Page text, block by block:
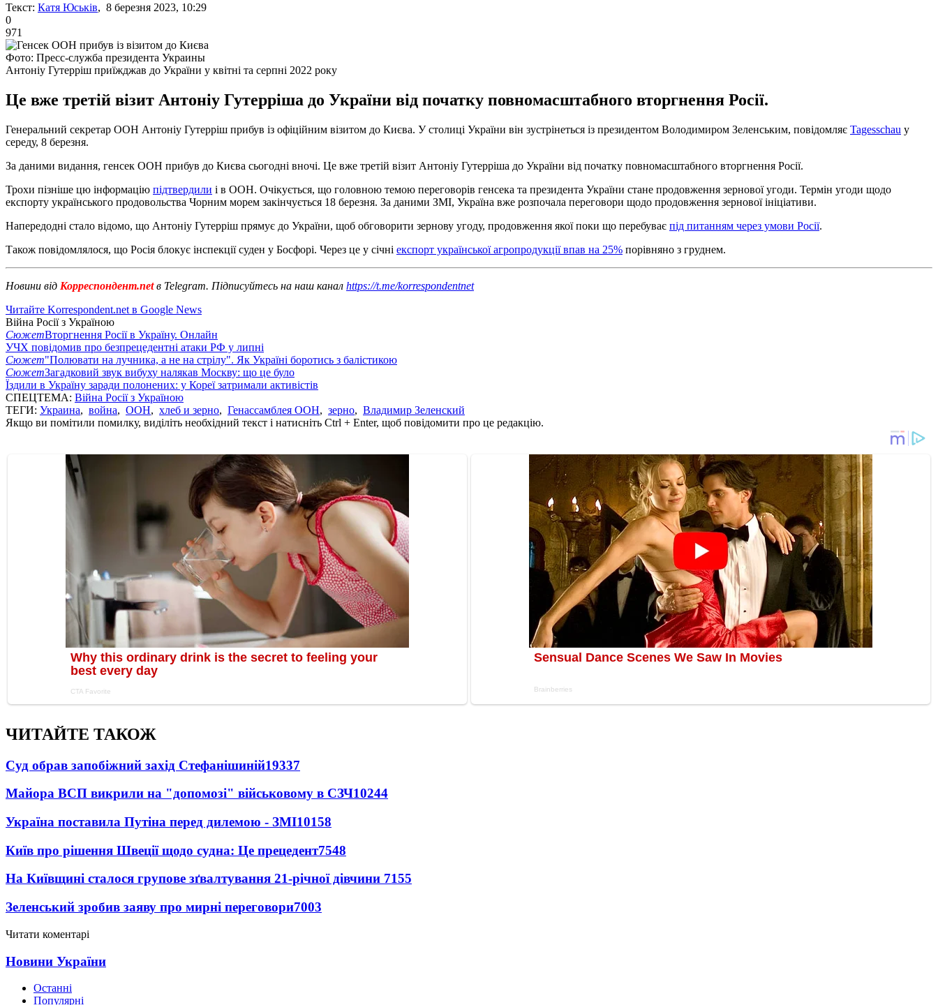
Текст: Катя Юськів, 8 березня 2023, 10:29
0
971
Фото: Пресс-служба президента Украины
Антоніу Гутерріш приїжджав до України у квітні та серпні 2022 року
Це вже третій візит Антоніу Гутерріша до України від початку повномасштабного вторгнення Росії.
Генеральний секретар ООН Антоніу Гутерріш прибув із офіційним візитом до Києва. У столиці України він зустрінеться із президентом Володимиром Зеленським, повідомляє Tagesschau у
середу, 8 березня.
За даними видання, генсек ООН прибув до Києва сьогодні вночі. Це вже третій візит Антоніу Гутерріша до України від початку повномасштабного вторгнення Росії.
Трохи пізніше цю інформацію підтвердили і в ООН. Очікується, що головною темою переговорів генсека та президента України стане продовження зернової угоди. Термін угоди щодо
експорту українського продовольства Чорним морем закінчується 18 березня. За даними ЗМІ, Україна вже розпочала переговори щодо продовження зернової ініціативи.
Напередодні стало відомо, що Антоніу Гутерріш прямує до України, щоб обговорити зернову угоду, продовження якої поки що перебуває під питанням через умови Росії.
Також повідомлялося, що Росія блокує інспекції суден у Босфорі. Через це у січні експорт української агропродукції впав на 25% порівняно з груднем.
Новини від Корреспондент.netв Telegram. Підписуйтесь на наш канал https://t.me/korrespondentnet
Читайте Korrespondent.net в Google News
Війна Росії з Україною
СюжетВторгнення Росії в Україну. Онлайн
УЧХ повідомив про безпрецедентні атаки РФ у липні
Сюжет"Полювати на лучника, а не на стрілу". Як Україні боротись з балістикою
СюжетЗагадковий звук вибуху налякав Москву: що це було
Їздили в Україну заради полонених: у Кореї затримали активістів
СПЕЦТЕМА: Війна Росії з Україною
ТЕГИ: Украина, война, ООН, хлеб и зерно, Генассамблея ООН, зерно, Владимир Зеленский
Якщо ви помітили помилку, виділіть необхідний текст і натисніть Ctrl + Enter, щоб повідомити про це редакцію.
ЧИТАЙТЕ ТАКОЖ
Суд обрав запобіжний захід Стефанішиній19337
Майора ВСП викрили на "допомозі" військовому в СЗЧ10244
Україна поставила Путіна перед дилемою - ЗМІ10158
Київ про рішення Швеції щодо судна: Це прецедент7548
На Київщині сталося групове зґвалтування 21-річної дівчини 7155
Зеленський зробив заяву про мирні переговори7003
Читати коментарі
Новини України
Останні
Популярні